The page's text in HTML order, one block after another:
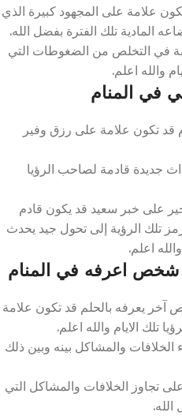
علامة على المجهود كبيرة الذي
المادية تلك الفترة بفضل الله.
في التخلص من الضغوطات التي
والله اعلم.
في المنام
قد تكون علامة على رزق وفير
جديدة قادمة لصاحب الرؤيا
على خبر سعيد قد يكون قادم
تلك الرؤية إلى تحول جيد يحدث
اعلم.
اعرفه في المنام
يعرفه بالحلم قد تكون علامة
تلك الايام والله اعلم.
الخلافات والمشاكل بينه وبين ذلك
تجاوز الخلافات والمشاكل التي